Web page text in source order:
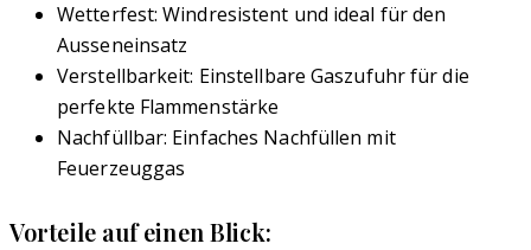
Wetterfest: Windresistent und ideal für den
Ausseneinsatz
Verstellbarkeit: Einstellbare Gaszufuhr für die
perfekte Flammenstärke
Nachfüllbar: Einfaches Nachfüllen mit
Feuerzeuggas
Vorteile auf einen Blick: